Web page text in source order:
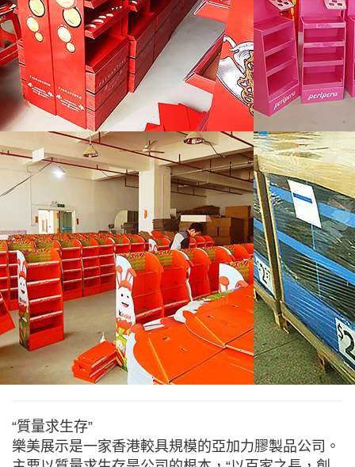
“質量求生存”
樂美展示是一家香港較具規模的亞加力膠製品公司。